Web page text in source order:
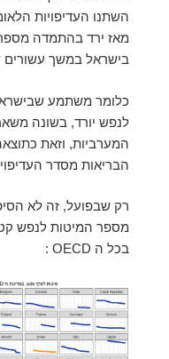
השתנו העדיפויות
מאז ירד בהתמדה
בישראל במשך עשורים
כלומר משתמע
לנפש יורד, בשונה
המערביות, וזאת
הבריאות מסדר
רק שבפועל, זה לא
מספר המיטות לנפש
בכל ה OECD :